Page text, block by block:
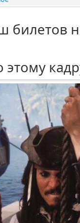
билетов